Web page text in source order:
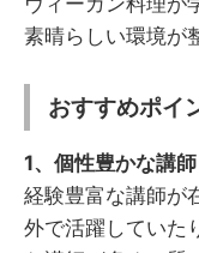
素晴らしい環境が
おすすめポイ
1、個性豊かな講師
経験豊富な講師が
外で活躍していた